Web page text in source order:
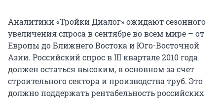
Аналитики «Тройки Диалог» ожидают сезонного
увеличения спроса в сентябре во всем мире – от
Европы до Ближнего Востока и Юго-Восточной
Азии. Российский спрос в III квартале 2010 года
должен остаться высоким, в основном за счет
строительного сектора и производства труб. Это
должно поддержать рентабельность российских